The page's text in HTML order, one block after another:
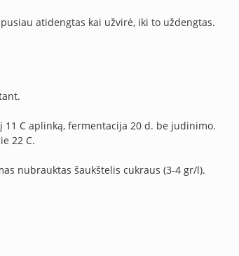
atidengtas kai užvirė, iki to uždengtas.
11 C aplinką, fermentacija 20 d. be judinimo.
22 C.
nubrauktas šaukštelis cukraus (3-4 gr/l).